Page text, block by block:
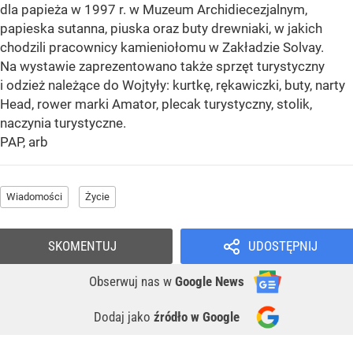
dla papieża w 1997 r. w Muzeum Archidiecezjalnym,
papieska sutanna, piuska oraz buty drewniaki, w jakich
chodzili pracownicy kamieniołomu w Zakładzie Solvay.
Na wystawie zaprezentowano także sprzęt turystyczny
i odzież należące do Wojtyły: kurtkę, rękawiczki, buty, narty
Head, rower marki Amator, plecak turystyczny, stolik,
naczynia turystyczne.
PAP, arb
Wiadomości Życie
UDOSTĘPNIJ
Obserwuj nas w Google News
Dodaj jako źródło w Google
SKOMENTUJ